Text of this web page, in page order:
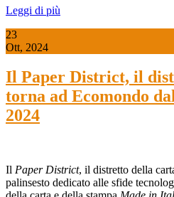
Leggi di più
23
Ott, 2024
Il Paper District, il
torna ad Ecomondo
2024
Il Paper District, il distretto della
palinsesto dedicato alle sfide